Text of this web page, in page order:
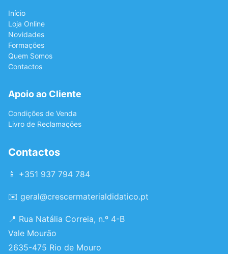
Início
Loja Online
Novidades
Formações
Quem Somos
Contactos
Apoio ao Cliente
Condições de Venda
Livro de Reclamações
Contactos
📱 +351 937 794 784
✉️ geral@crescermaterialdidatico.pt
📍 Rua Natália Correia, n.º 4-B
Vale Mourão
2635-475 Rio de Mouro